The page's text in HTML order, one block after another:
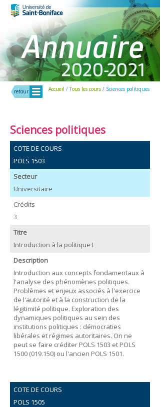
retour Menu Accueil /Tous les cours / Sciences politiques
Sciences politiques
COTE DE COURS
POLS 1503
Secteur
Universitaire
Crédits
3
Titre
Introduction à la politique I
Description
Introduction aux concepts fondamentaux à
l'analyse des phénomènes politiques.
Problèmes et enjeux associés à l'exercice
de l'autorité et à la construction de la
légitimité politique. Exploration des
dynamiques politiques au sein des
institutions politiques : démocraties
libérales et régimes autoritaires. On ne
peut se faire créditer POLS 1503 et POLS
1500 (019.150) ou l'ancien POLS 1501.
COTE DE COURS
POLS 1505